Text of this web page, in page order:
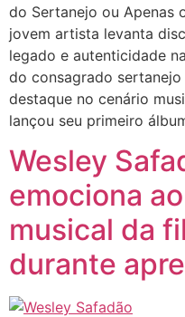
do Sertanejo ou Apenas
jovem artista levanta
legado e autenticidade
do consagrado
destaque no cenário
lançou seu primeiro
Wesley
emociona
musical da
durante